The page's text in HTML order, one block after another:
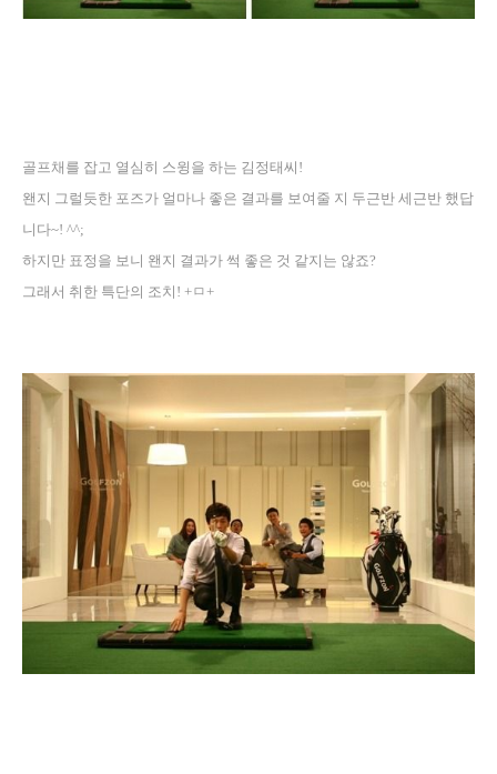
골프채를 잡고 열심히 스윙을 하는 김정태씨!
왠지 그럴듯한 포즈가 얼마나 좋은 결과를 보여줄 지 두근반 세근반 했답
니다~! ^^;
하지만 표정을 보니 왠지 결과가 썩 좋은 것 같지는 않죠?
그래서 취한 특단의 조치! +ㅁ+